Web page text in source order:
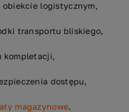
obiekcie logistycznym,
transportu bliskiego,
kompletacji,
dostępu,
magazynowe.